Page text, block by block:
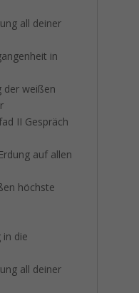
all deiner
in
der weißen
II Gespräch
auf allen
höchste
in die
all deiner